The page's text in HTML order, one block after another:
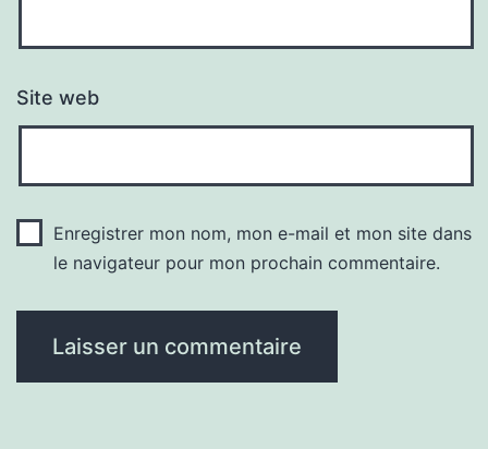
Site web
Enregistrer mon nom, mon e-mail et mon site dans
le navigateur pour mon prochain commentaire.